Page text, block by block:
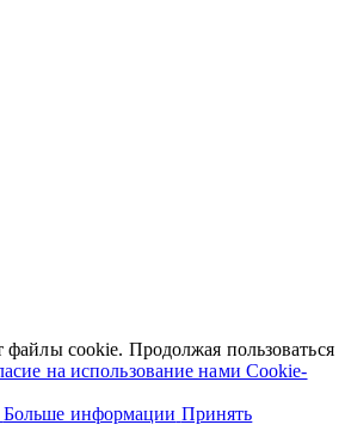
файлы cookie. Продолжая пользоваться
на использование нами Cookie-
Больше информации Принять